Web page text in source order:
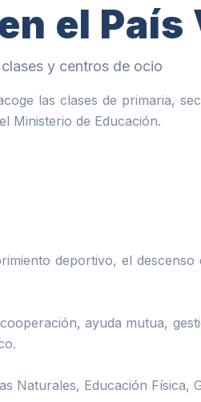
el País
y centros de ocio
las clases de primaria,
Ministerio de Educación.
deportivo, el
ayuda mutua,
Naturales, Educación Física,